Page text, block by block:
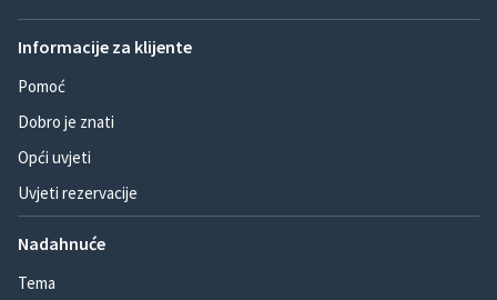
Informacije za klijente
Pomoć
Dobro je znati
Opći uvjeti
Uvjeti rezervacije
Nadahnuće
Tema